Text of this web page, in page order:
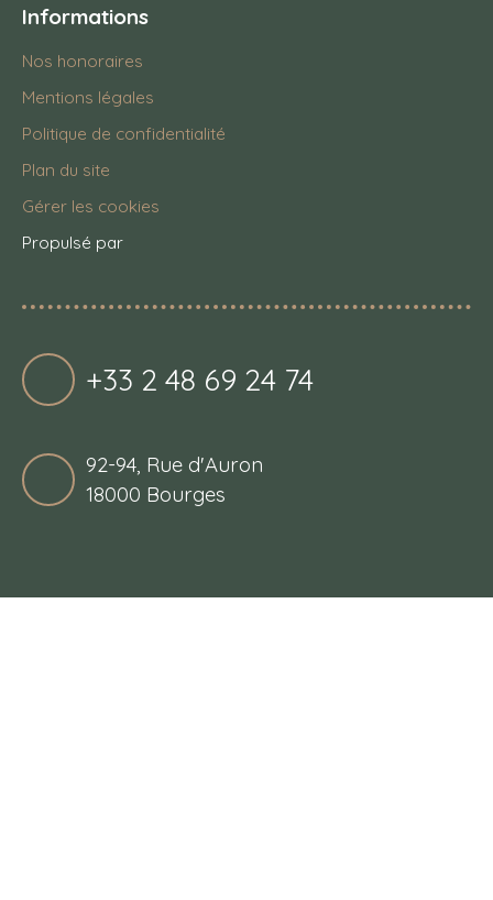
Informations
Nos honoraires
Mentions légales
Politique de confidentialité
Plan du site
Gérer les cookies
Propulsé par
+33 2 48 69 24 74
92-94, Rue d'Auron
18000 Bourges